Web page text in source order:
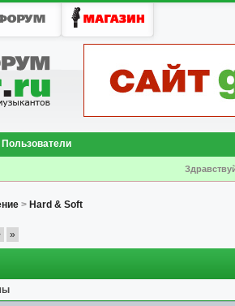
Пользователи
> Hard & Soft
»